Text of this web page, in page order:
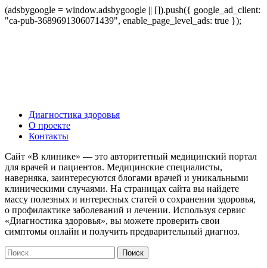
(adsbygoogle = window.adsbygoogle || []).push({ google_ad_client:
"ca-pub-3689691306071439", enable_page_level_ads: true });
Диагностика здоровья
О проекте
Контакты
Сайт «В клинике» — это авторитетный медицинский портал
для врачей и пациентов. Медицинские специалисты,
наверняка, заинтересуются блогами врачей и уникальными
клиническими случаями. На страницах сайта вы найдете
массу полезных и интересных статей о сохранении здоровья,
о профилактике заболеваний и лечении. Используя сервис
«Диагностика здоровья», вы можете проверить свои
симптомы онлайн и получить предварительный диагноз.